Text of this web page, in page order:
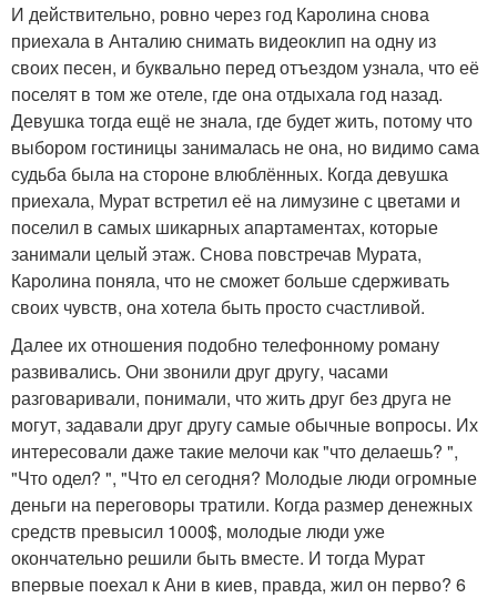
И действительно, ровно через год Каролина снова
приехала в Анталию снимать видеоклип на одну из
своих песен, и буквально перед отъездом узнала, что её
поселят в том же отеле, где она отдыхала год назад.
Девушка тогда ещё не знала, где будет жить, потому что
выбором гостиницы занималась не она, но видимо сама
судьба была на стороне влюблённых. Когда девушка
приехала, Мурат встретил её на лимузине с цветами и
поселил в самых шикарных апартаментах, которые
занимали целый этаж. Снова повстречав Мурата,
Каролина поняла, что не сможет больше сдерживать
своих чувств, она хотела быть просто счастливой.
Далее их отношения подобно телефонному роману
развивались. Они звонили друг другу, часами
разговаривали, понимали, что жить друг без друга не
могут, задавали друг другу самые обычные вопросы. Их
интересовали даже такие мелочи как "что делаешь? ",
"Что одел? ", "Что ел сегодня? Молодые люди огромные
деньги на переговоры тратили. Когда размер денежных
средств превысил 1000$, молодые люди уже
окончательно решили быть вместе. И тогда Мурат
впервые поехал к Ани в киев, правда, жил он перво? 6